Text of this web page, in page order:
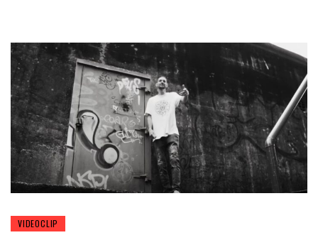
VIDEOCLIP